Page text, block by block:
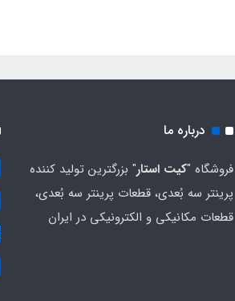
درباره ما
فروشگاه "کیت استار" بزرگترین تولید کننده
پرینتر سه بُعدی، قطعات پرینتر سه بُعدی،
قطعات مکانیکی و الکترونیکی در ایران